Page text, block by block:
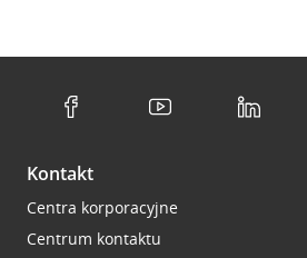
Kontakt
Centra korporacyjne
Centrum kontaktu